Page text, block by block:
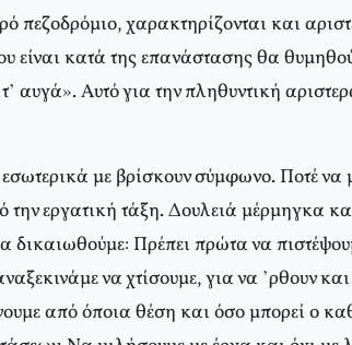
πεζοδρόμιο, χαρακτηρίζονται και
είναι κατά της επανάστασης θα
αυγά». Aυτό για την πληθυντική
με βρίσκουν σύμφωνο. Ποτέ να
εργατική τάξη. Δουλειά μέρμηγκα
Πρέπει πρώτα να
να χτίσουμε, για να ’ρθουν
από όποια θέση και όσο μπορεί ο